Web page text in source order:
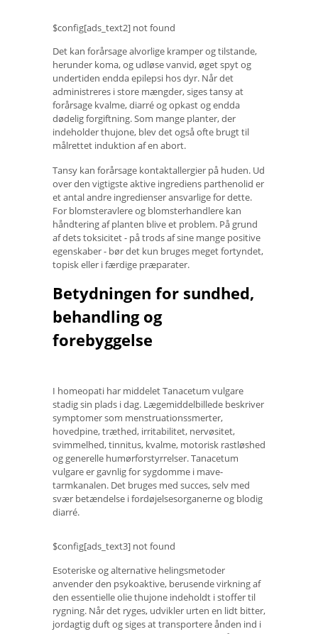
$config[ads_text2] not found
Det kan forårsage alvorlige kramper og tilstande,
herunder koma, og udløse vanvid, øget spyt og
undertiden endda epilepsi hos dyr. Når det
administreres i store mængder, siges tansy at
forårsage kvalme, diarré og opkast og endda
dødelig forgiftning. Som mange planter, der
indeholder thujone, blev det også ofte brugt til
målrettet induktion af en abort.
Tansy kan forårsage kontaktallergier på huden. Ud
over den vigtigste aktive ingrediens parthenolid er
et antal andre ingredienser ansvarlige for dette.
For blomsteravlere og blomsterhandlere kan
håndtering af planten blive et problem. På grund
af dets toksicitet - på trods af sine mange positive
egenskaber - bør det kun bruges meget fortyndet,
topisk eller i færdige præparater.
Betydningen for sundhed,
behandling og
forebyggelse
I homeopati har middelet Tanacetum vulgare
stadig sin plads i dag. Lægemiddelbillede beskriver
symptomer som menstruationssmerter,
hovedpine, træthed, irritabilitet, nervøsitet,
svimmelhed, tinnitus, kvalme, motorisk rastløshed
og generelle humørforstyrrelser. Tanacetum
vulgare er gavnlig for sygdomme i mave-
tarmkanalen. Det bruges med succes, selv med
svær betændelse i fordøjelsesorganerne og blodig
diarré.
$config[ads_text3] not found
Esoteriske og alternative helingsmetoder
anvender den psykoaktive, berusende virkning af
den essentielle olie thujone indeholdt i stoffer til
rygning. Når det ryges, udvikler urten en lidt bitter,
jordagtig duft og siges at transportere ånden ind i